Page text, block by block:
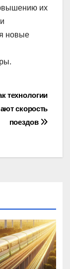
их
новые
технологии
скорость
поездов